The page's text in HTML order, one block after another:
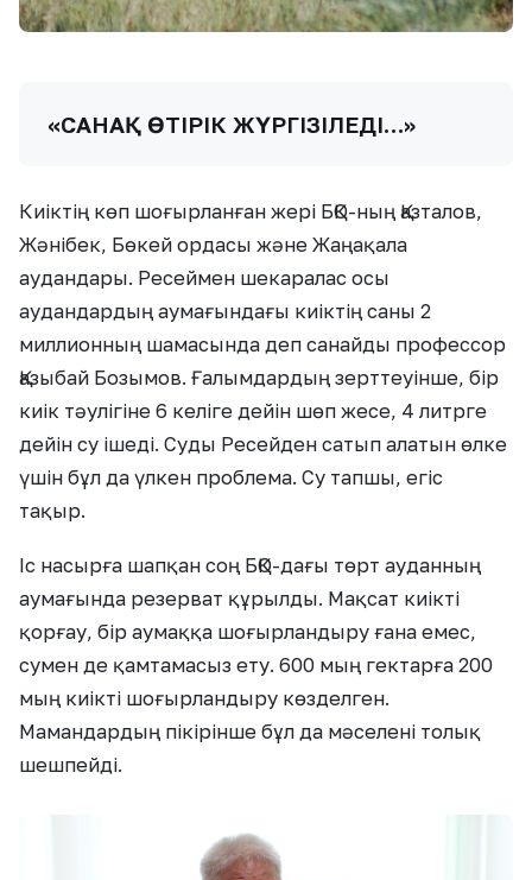
«САНАҚ ӨТІРІК ЖҮРГІЗІЛЕДІ…»
Киіктің көп шоғырланған жері БҚО-ның Қазталов,
Жәнібек, Бөкей ордасы және Жаңақала
аудандары. Ресеймен шекаралас осы
аудандардың аумағындағы киіктің саны 2
миллионның шамасында деп санайды профессор
Қазыбай Бозымов. Ғалымдардың зерттеуінше, бір
киік тәулігіне 6 келіге дейін шөп жесе, 4 литрге
дейін су ішеді. Суды Ресейден сатып алатын өлке
үшін бұл да үлкен проблема. Су тапшы, егіс
тақыр.
Іс насырға шапқан соң БҚО-дағы төрт ауданның
аумағында резерват құрылды. Мақсат киікті
қорғау, бір аумаққа шоғырландыру ғана емес,
сумен де қамтамасыз ету. 600 мың гектарға 200
мың киікті шоғырландыру көзделген.
Мамандардың пікірінше бұл да мәселені толық
шешпейді.